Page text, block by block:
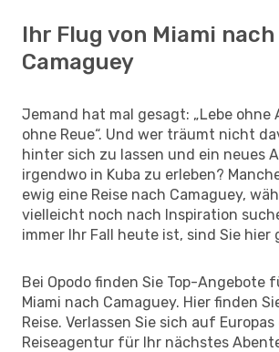
Ihr Flug von Miami nach
Camaguey
Jemand hat mal gesagt: „Lebe ohne
ohne Reue“. Und wer träumt nicht
hinter sich zu lassen und ein neues
irgendwo in Kuba zu erleben?
ewig eine Reise nach Camaguey,
vielleicht noch nach Inspiration
immer Ihr Fall heute ist, sind Sie hier
Bei Opodo finden Sie Top-Angebote
Miami nach Camaguey. Hier finden
Reise. Verlassen Sie sich auf
Reiseagentur für Ihr nächstes